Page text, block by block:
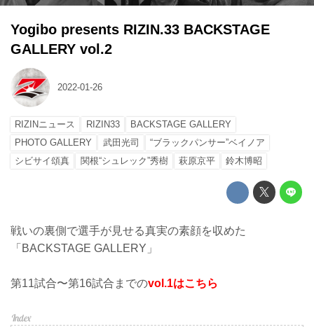
Yogibo presents RIZIN.33 BACKSTAGE
GALLERY vol.2
2022-01-26
RIZINニュース RIZIN33
BACKSTAGE GALLERY
PHOTO GALLERY
武田光司
“ブラックパンサー”ベイノア
シビサイ頌真
関根“シュレック”秀樹 萩原京平 鈴木博昭
戦いの裏側で選手が見せる真実の素顔を収めた
「BACKSTAGE GALLERY」
第11試合〜第16試合までのvol.1はこちら